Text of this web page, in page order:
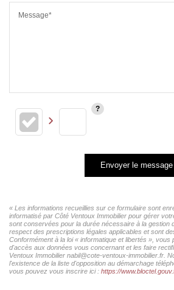
Message*
Envoyer le message
« Les informations recueillies sur ce formulaire sont
informatisé par Côté Ventoux Immobilier pour gérer
sont conservées pour la durée nécessaire à la gestion
respect des prescriptions légales applicables et sont
Conformément à la loi « informatique et libertés »,
d'accès aux données vous concernant et les faire
Ventoux Immobilier nabil@cote-ventoux-immobilier.fr.
l'existence de la liste d'opposition au démarchage
vous pouvez vous inscrire ici : https://